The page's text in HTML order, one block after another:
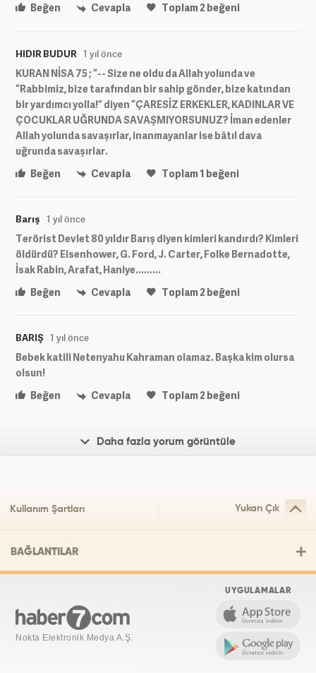
Beğen
Cevapla Toplam2beğeni
HIDIR BUDUR 1 yıl önce
KURAN NİSA 75 ; “-- Size ne oldu da Allah yolunda ve
“Rabbimiz, bize tarafından bir sahip gönder, bize katından
bir yardımcı yolla!” diyen “ÇARESİZ ERKEKLER, KADINLAR VE
ÇOCUKLAR UĞRUNDA SAVAŞMIYORSUNUZ? İman edenler
Allah yolunda savaşırlar, inanmayanlar ise bâtıl dava
uğrunda savaşırlar.
Beğen
Cevapla Toplam1 beğeni
Barış 1 yıl önce
Terörist Devlet 80 yıldır Barış diyen kimleri kandırdı? Kimleri
öldürdü? Eisenhower, G. Ford, J. Carter, Folke Bernadotte,
İsak Rabin, Arafat, Haniye.........
Beğen
Cevapla Toplam2beğeni
BARIŞ 1 yıl önce
Bebek katili Netenyahu Kahraman olamaz. Başka kim olursa
olsun!
Beğen
Cevapla Toplam2beğeni
Daha fazla yorum görüntüle
Kullanım Şartları Yukarı Çık
BAĞLANTILAR
Nokta Elektronik Medya A.Ş.
UYGULAMALAR